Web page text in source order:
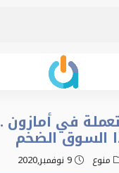
في أمازون
السوق الضخم
منوع 9 نوفمبر,2020